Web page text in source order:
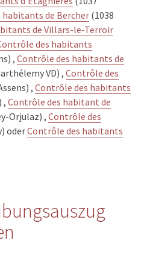
habitants de Bercher (1038
de Villars-le-Terroir
des habitants
,Contrôle des habitants de
VD) ,Contrôle des
,Contrôle des habitants
,Contrôle des habitant de
Orjulaz) ,Contrôle des
oderContrôle des habitants